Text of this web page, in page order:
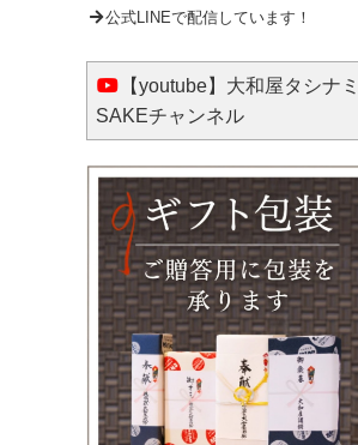
公式LINEで配信しています！
【youtube】大和屋タシナミ
SAKEチャンネル